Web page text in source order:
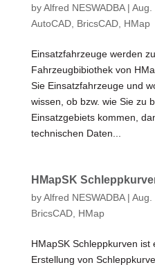
byAlfred NESWADBA| Aug.
AutoCAD, BricsCAD, HMap
Einsatzfahrzeuge werden
Fahrzeugbibiothek von
Sie Einsatzfahrzeuge und
wissen, ob bzw. wie Sie zu
Einsatzgebiets kommen,
technischen Daten...
HMapSK
byAlfred NESWADBA| Aug.
BricsCAD, HMap
HMapSK Schleppkurven ist
Erstellung von